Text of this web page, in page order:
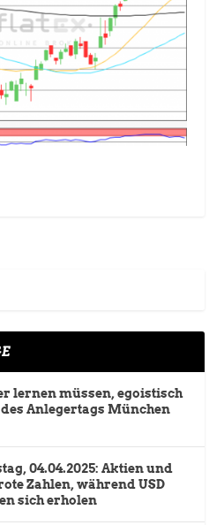
lernen müssen, egoistisch
Anlegertags München
04.04.2025: Aktien und
Zahlen, während USD
sich erholen